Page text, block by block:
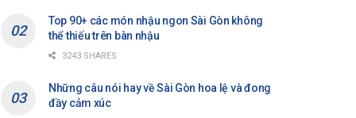
Top 90+ các món nhậu ngon Sài Gòn không
thể thiếu trên bàn nhậu
3243 SHARES
Những câu nói hay về Sài Gòn hoa lệ và đong
đầy cảm xúc